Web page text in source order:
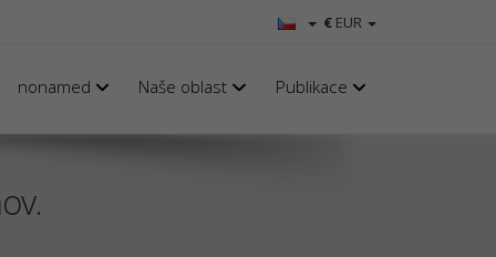
€ EUR
nonamed Naše oblast Publikace